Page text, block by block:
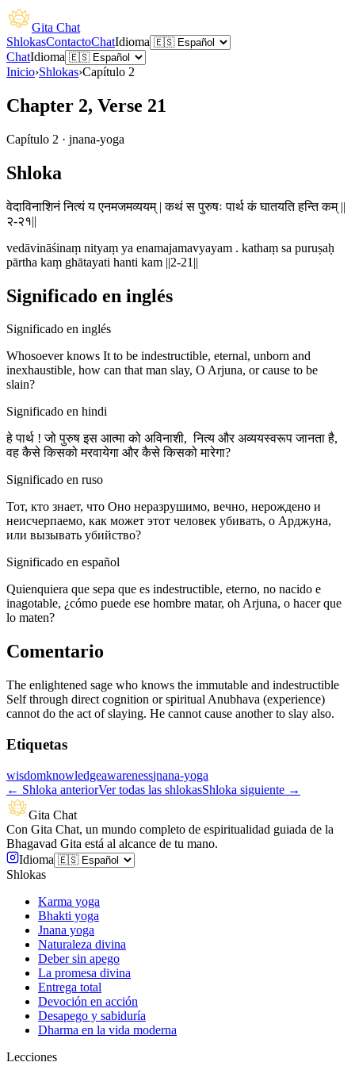
Gita Chat
ShlokasContactoChatIdioma
ChatIdioma
Inicio›Shlokas›Capítulo 2
Chapter 2, Verse 21
Capítulo 2 · jnana-yoga
Shloka
वेदाविनाशिनं नित्यं य एनमजमव्ययम् | कथं स पुरुषः पार्थ कं घातयति हन्ति कम् ||
२-२१||
vedāvināśinaṃ nityaṃ ya enamajamavyayam . kathaṃ sa puruṣaḥ
pārtha kaṃ ghātayati hanti kam ||2-21||
Significado en inglés
Significado en inglés
Whosoever knows It to be indestructible, eternal, unborn and
inexhaustible, how can that man slay, O Arjuna, or cause to be
slain?
Significado en hindi
हे पार्थ ! जो पुरुष इस आत्मा को अविनाशी, नित्य और अव्ययस्वरूप जानता है,
वह कैसे किसको मरवायेगा और कैसे किसको मारेगा?
Significado en ruso
Тот, кто знает, что Оно неразрушимо, вечно, нерождено и
неисчерпаемо, как может этот человек убивать, о Арджуна,
или вызывать убийство?
Significado en español
Quienquiera que sepa que es indestructible, eterno, no nacido e
inagotable, ¿cómo puede ese hombre matar, oh Arjuna, o hacer que
lo maten?
Comentario
The enlightened sage who knows the immutable and indestructible
Self through direct cognition or spiritual Anubhava (experience)
cannot do the act of slaying. He cannot cause another to slay also.
Etiquetas
wisdomknowledgeawarenessjnana-yoga
← Shloka anteriorVer todas las shlokasShloka siguiente →
Gita Chat
Con Gita Chat, un mundo completo de espiritualidad guiada de la
Bhagavad Gita está al alcance de tu mano.
Idioma
Shlokas
Karma yoga
Bhakti yoga
Jnana yoga
Naturaleza divina
Deber sin apego
La promesa divina
Entrega total
Devoción en acción
Desapego y sabiduría
Dharma en la vida moderna
Lecciones